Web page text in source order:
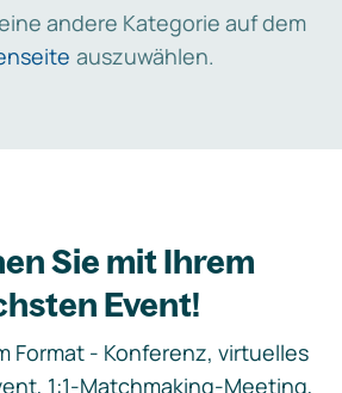
andere Kategorie auf dem
auszuwählen.
Sie mit Ihrem
Event!
Format - Konferenz, virtuelles
1:1-Matchmaking-Meeting,